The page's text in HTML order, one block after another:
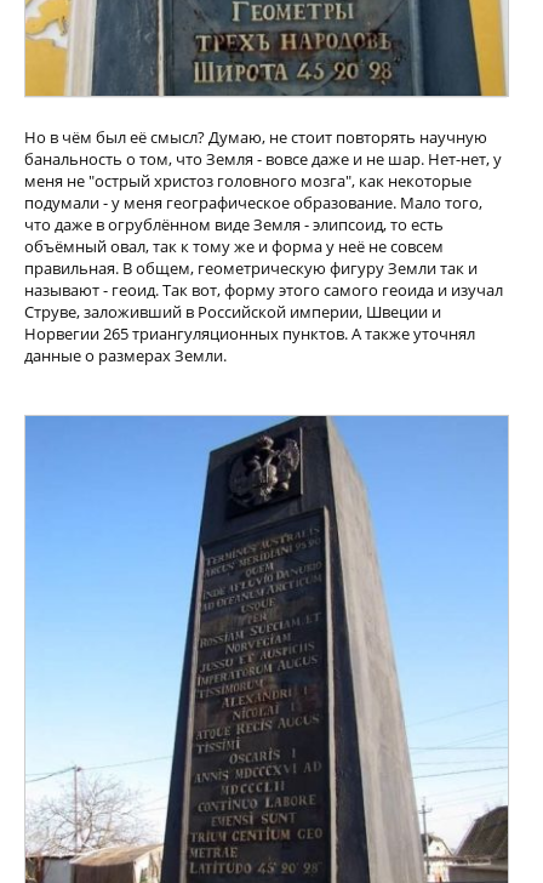
Но в чём был её смысл? Думаю, не стоит повторять научную
банальность о том, что Земля - вовсе даже и не шар. Нет-нет, у
меня не "острый христоз головного мозга", как некоторые
подумали - у меня географическое образование. Мало того,
что даже в огрублённом виде Земля - элипсоид, то есть
объёмный овал, так к тому же и форма у неё не совсем
правильная. В общем, геометрическую фигуру Земли так и
называют - геоид. Так вот, форму этого самого геоида и изучал
Струве, заложивший в Российской империи, Швеции и
Норвегии 265 триангуляционных пунктов. А также уточнял
данные о размерах Земли.